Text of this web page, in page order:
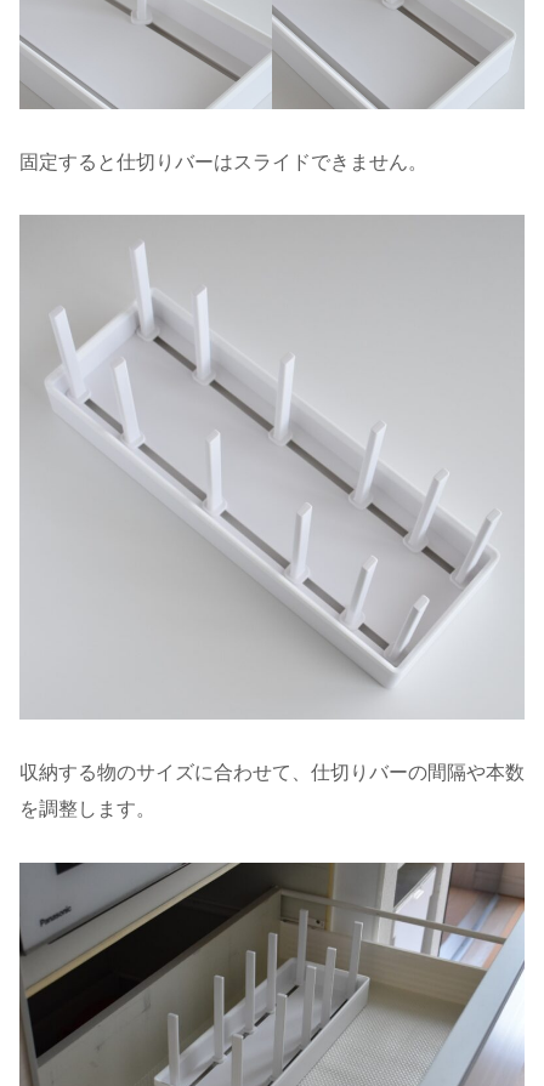
固定すると仕切りバーはスライドできません。
収納する物のサイズに合わせて、仕切りバーの間隔や本数
を調整します。